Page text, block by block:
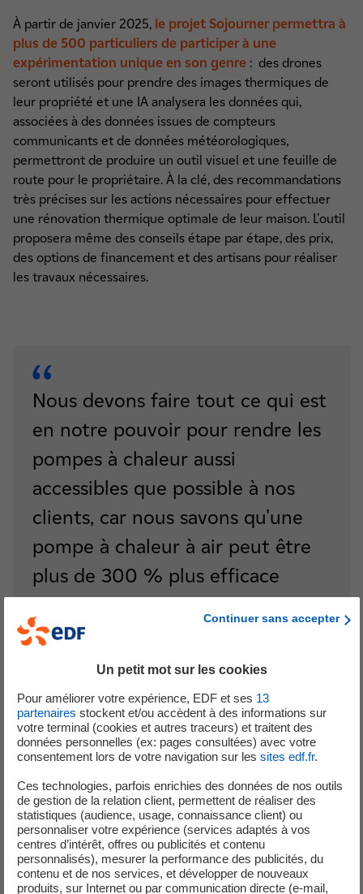
À partir de janvier 2025, le projet Sojourner permettra à
plus de 500 particuliers de participer à une
expérimentation unique en son genre : des drones
seront utilisés pour prendre des images thermiques de
leur propriété et une IA analysera les données qui,
associées à des données issues de compteurs
communicants et de données météorologiques,
permettront de produire un outil visuel et une feuille de
route pour le propriétaire. À la clé, des recommandations
très précises sur les actions nécessaires pour effectuer
une rénovation thermique optimale de leur maison. L'outil
proposera même des conseils étape par étape, des prix,
des options de financement et des artisans pour réaliser
les travaux nécessaires.
Nous devons faire tout ce qui est
en notre pouvoir pour rendre les
pompes à chaleur aussi
accessibles que possible à nos
clients, car nous savons qu'une
pompe à chaleur à air peut être
plus de 300 % plus efficace
qu'une chaudière à gaz standard,
ce qui peut permettre des
économies sur les factures de
chauffage. Cette
expérimentation vise à proposer
des solutions efficaces pour lever
les obstacles à la rénovation
selon un calendrier adapté aux
besoins des clients, afin qu'ils
soient prêts lorsque le moment
Continuer sans accepter
Un petit mot sur les cookies
Pour améliorer votre expérience, EDF et ses 13
partenaires stockent et/ou accèdent à des informations sur
votre terminal (cookies et autres traceurs) et traitent des
données personnelles (ex: pages consultées) avec votre
consentement lors de votre navigation sur les sites edf.fr.
Ces technologies, parfois enrichies des données de nos outils
de gestion de la relation client, permettent de réaliser des
statistiques (audience, usage, connaissance client) ou
personnaliser votre expérience (services adaptés à vos
centres d’intérêt, offres ou publicités et contenu
personnalisés), mesurer la performance des publicités, du
contenu et de nos services, et développer de nouveaux
produits, sur Internet ou par communication directe (e-mail,